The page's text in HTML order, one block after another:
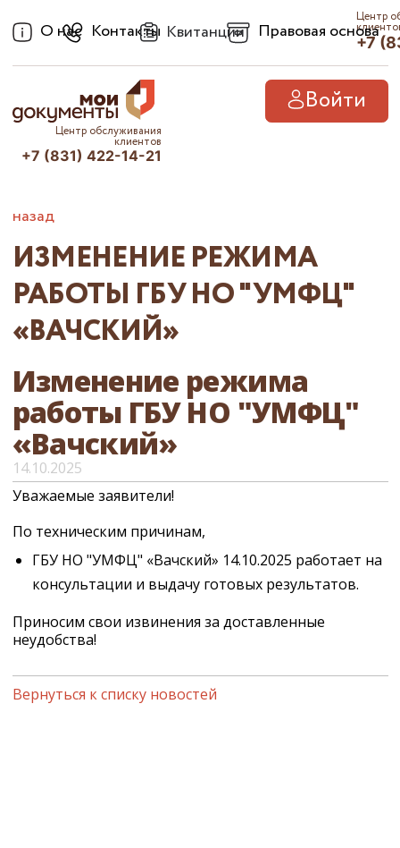
О нас Контакты Квитанции Правовая основа
Центр
+7
Войти
Центр обслуживания
клиентов
+7 (831) 422-14-21
назад
ИЗМЕНЕНИЕ РЕЖИМА
РАБОТЫ ГБУ НО "УМФЦ"
«ВАЧСКИЙ»
Изменение режима
работы ГБУ НО "УМФЦ"
«Вачский»
14.10.2025
Уважаемые заявители!
По техническим причинам,
ГБУ НО "УМФЦ" «Вачский» 14.10.2025 работает на
консультации и выдачу готовых результатов.
Приносим свои извинения за доставленные
неудобства!
Вернуться к списку новостей